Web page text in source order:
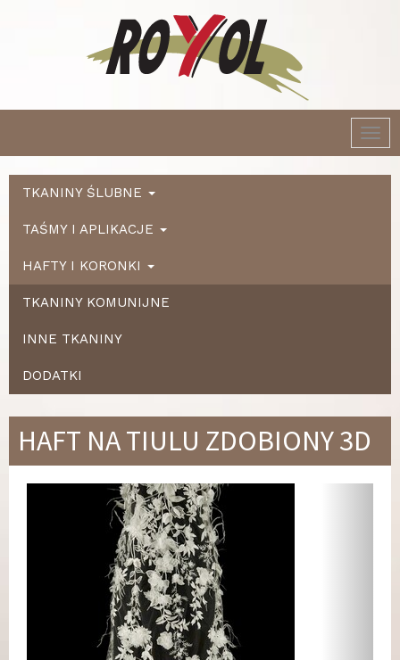
TKANINY ŚLUBNE
TAŚMY I APLIKACJE
HAFTY I KORONKI
TKANINY KOMUNIJNE
INNE TKANINY
DODATKI
HAFT NA TIULU ZDOBIONY 3D
Wstecz